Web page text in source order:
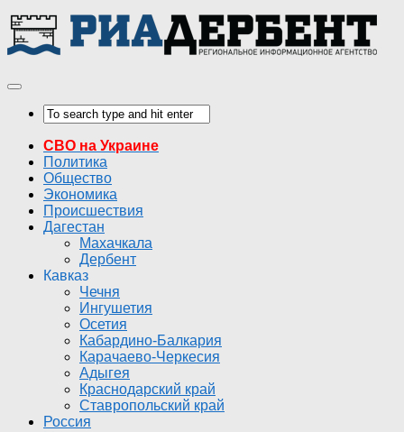
СВО на Украине
Политика
Общество
Экономика
Происшествия
Дагестан
Махачкала
Дербент
Кавказ
Чечня
Ингушетия
Осетия
Кабардино-Балкария
Карачаево-Черкесия
Адыгея
Краснодарский край
Ставропольский край
Россия